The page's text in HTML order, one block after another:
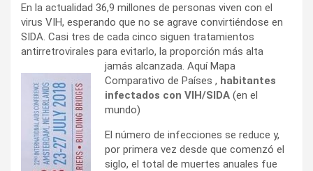
En la actualidad 36,9 millones de personas viven con el
virus VIH, esperando que no se agrave convirtiéndose en
SIDA. Casi tres de cada cinco siguen tratamientos
antirretrovirales para evitarlo, la proporción más alta
jamás alcanzada. Aquí Mapa
Comparativo de Países , habitantes
infectados con VIH/SIDA (en el
mundo)
El número de infecciones se reduce y,
por primera vez desde que comenzó el
siglo, el total de muertes anuales fue